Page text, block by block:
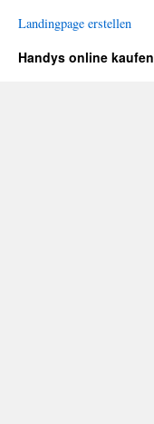
Landingpage erstellen
Handys online kaufen